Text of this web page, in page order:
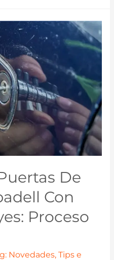
De
Con
Proceso
Novedades, Tips e